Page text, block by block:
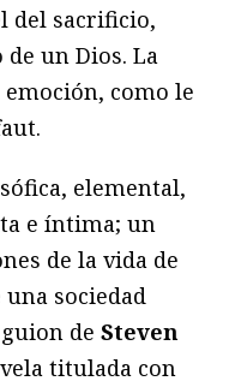
del sacrificio,
un Dios. La
como le
elemental,
e íntima; un
de la vida de
sociedad
de Steven
titulada con